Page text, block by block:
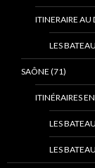
ITINERAIRE AU
LES
SAÔNE (71)
ITINÉRAIRES
LES
LES